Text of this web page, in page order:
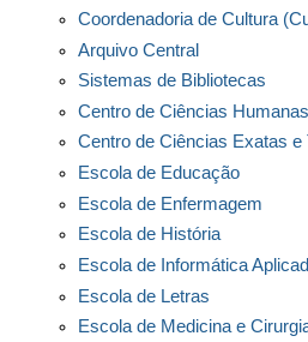
Coordenadoria de Cultura
Arquivo Central
Sistemas de Bibliotecas
Centro de Ciências
Centro de Ciências Exatas e
Escola de Educação
Escola de Enfermagem
Escola de História
Escola de Informática
Escola de Letras
Escola de Medicina e